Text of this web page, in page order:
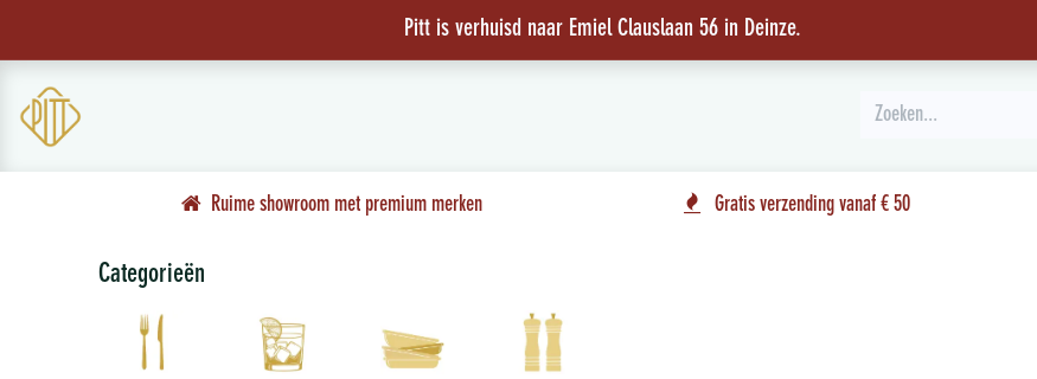
Pitt is verhuisd naar Emiel Clauslaan 56 in Deinze.
Gratis verzending vanaf € 50
Ruime showroom met premium merken
Categorieën